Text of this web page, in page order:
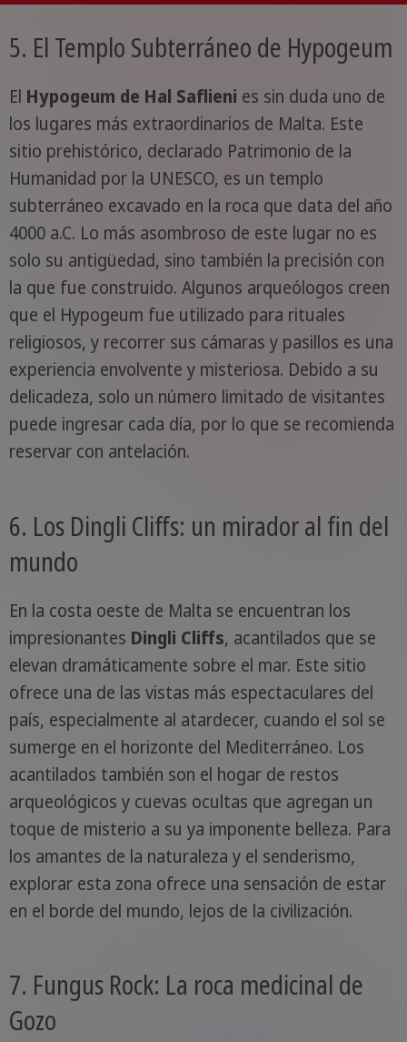
5. El Templo Subterráneo de Hypogeum
El Hypogeum de Hal Saflieni es sin duda uno de
los lugares más extraordinarios de Malta. Este
sitio prehistórico, declarado Patrimonio de la
Humanidad por la UNESCO, es un templo
subterráneo excavado en la roca que data del año
4000 a.C. Lo más asombroso de este lugar no es
solo su antigüedad, sino también la precisión con
la que fue construido. Algunos arqueólogos creen
que el Hypogeum fue utilizado para rituales
religiosos, y recorrer sus cámaras y pasillos es una
experiencia envolvente y misteriosa. Debido a su
delicadeza, solo un número limitado de visitantes
puede ingresar cada día, por lo que se recomienda
reservar con antelación.
6. Los Dingli Cliffs: un mirador al fin del
mundo
En la costa oeste de Malta se encuentran los
impresionantes Dingli Cliffs, acantilados que se
elevan dramáticamente sobre el mar. Este sitio
ofrece una de las vistas más espectaculares del
país, especialmente al atardecer, cuando el sol se
sumerge en el horizonte del Mediterráneo. Los
acantilados también son el hogar de restos
arqueológicos y cuevas ocultas que agregan un
toque de misterio a su ya imponente belleza. Para
los amantes de la naturaleza y el senderismo,
explorar esta zona ofrece una sensación de estar
en el borde del mundo, lejos de la civilización.
7. Fungus Rock: La roca medicinal de
Gozo